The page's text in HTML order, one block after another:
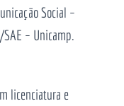
Social –
– Unicamp.
licenciatura e